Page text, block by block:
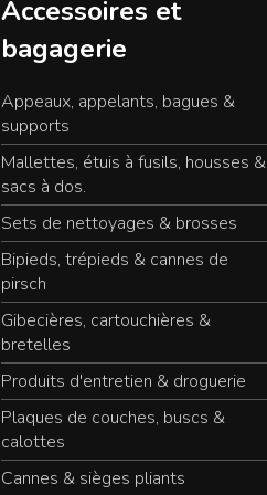
Accessoires et
bagagerie
Appeaux, appelants, bagues &
supports
Mallettes, étuis à fusils, housses &
sacs à dos.
Sets de nettoyages & brosses
Bipieds, trépieds & cannes de
pirsch
Gibecières, cartouchières &
bretelles
Produits d'entretien & droguerie
Plaques de couches, buscs &
calottes
Cannes & sièges pliants